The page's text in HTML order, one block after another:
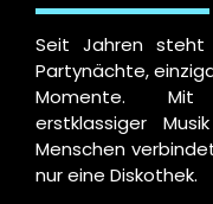
Seit Jahren steht
Partynächte,
Momente. Mit
erstklassiger
Menschen
nur eine Diskothek.